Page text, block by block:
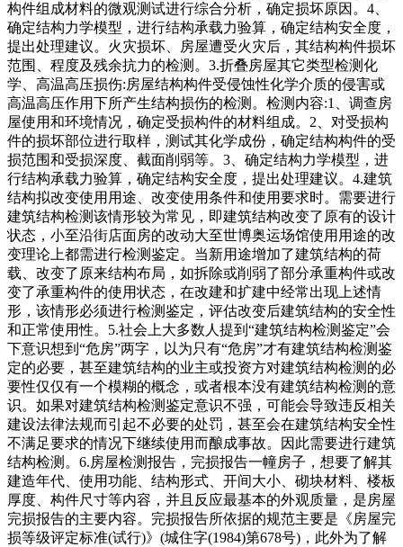
构件组成材料的微观测试进行综合分析，确定损坏原因。4、
确定结构力学模型，进行结构承载力验算，确定结构安全度，
提出处理建议。火灾损坏、房屋遭受火灾后，其结构构件损坏
范围、程度及残余抗力的检测。3.折叠房屋其它类型检测化
学、高温高压损伤:房屋结构构件受侵蚀性化学介质的侵害或
高温高压作用下所产生结构损伤的检测。检测内容:1、调查房
屋使用和环境情况，确定受损构件的材料组成。2、对受损构
件的损坏部位进行取样，测试其化学成份，确定结构构件的受
损范围和受损深度、截面削弱等。3、确定结构力学模型，进
行结构承载力验算，确定结构安全度，提出处理建议。4.建筑
结构拟改变使用用途、改变使用条件和使用要求时。需要进行
建筑结构检测该情形较为常见，即建筑结构改变了原有的设计
状态，小至沿街店面房的改动大至世博奥运场馆使用用途的改
变理论上都需进行检测鉴定。当新用途增加了建筑结构的荷
载、改变了原来结构布局，如拆除或削弱了部分承重构件或改
变了承重构件的使用状态，在改建和扩建中经常出现上述情
形，该情形必须进行检测鉴定，评估改变后建筑结构的安全性
和正常使用性。5.社会上大多数人提到“建筑结构检测鉴定”会
下意识想到“危房”两字，以为只有“危房”才有建筑结构检测鉴
定的必要，甚至建筑结构的业主或投资方对建筑结构检测的必
要性仅仅有一个模糊的概念，或者根本没有建筑结构检测的意
识。如果对建筑结构检测鉴定意识不强，可能会导致违反相关
建设法律法规而引起不必要的处罚，甚至会在建筑结构安全性
不满足要求的情况下继续使用而酿成事故。因此需要进行建筑
结构检测。6.房屋检测报告，完损报告一幢房子，想要了解其
建造年代、使用功能、结构形式、开间大小、砌块材料、楼板
厚度、构件尺寸等内容，并且反应最基本的外观质量，是房屋
完损报告的主要内容。完损报告所依据的规范主要是《房屋完
损等级评定标准(试行)》(城住字(1984)第678号)，此外为了解